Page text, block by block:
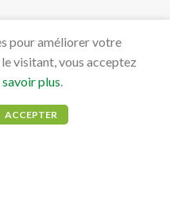
pour améliorer votre
visitant, vous acceptez
savoir plus.
ACCEPTER